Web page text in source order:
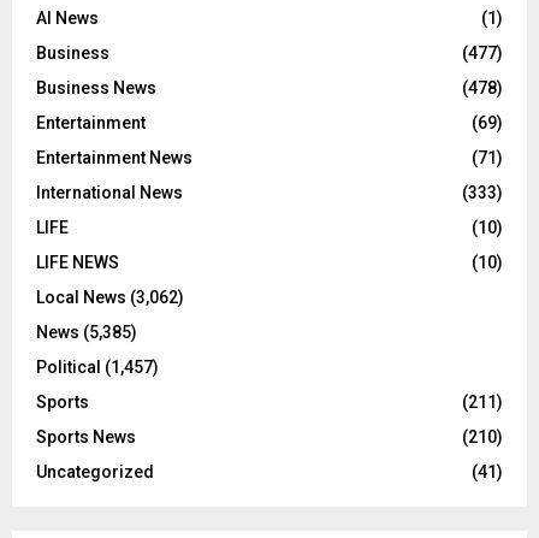
AI News
(1)
Business
(477)
Business News
(478)
Entertainment
(69)
Entertainment News
(71)
International News
(333)
LIFE
(10)
LIFE NEWS
(10)
Local News (3,062)
News (5,385)
Political (1,457)
Sports
(211)
Sports News
(210)
Uncategorized
(41)